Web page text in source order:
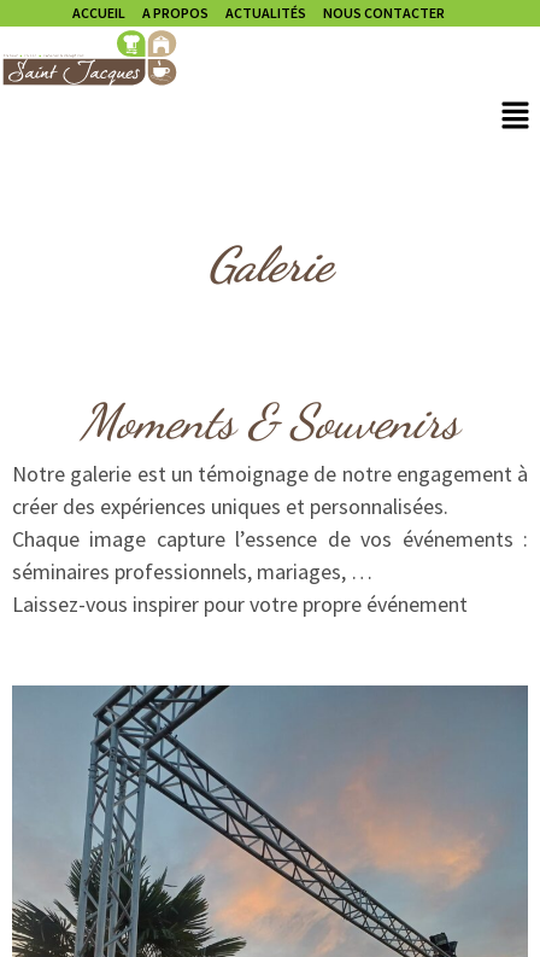
ACCUEIL A PROPOS ACTUALITÉS NOUS CONTACTER
Galerie
Moments & Souvenirs
Notre galerie est un témoignage de notre engagement à
créer des expériences uniques et personnalisées.
Chaque image capture l’essence de vos événements :
séminaires professionnels, mariages, …
Laissez-vous inspirer pour votre propre événement